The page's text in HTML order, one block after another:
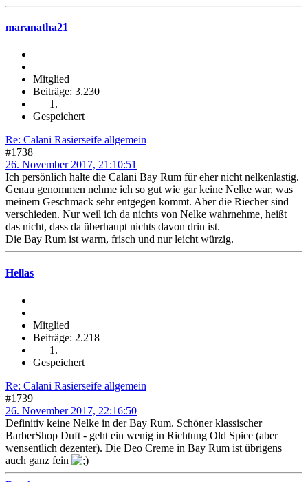
maranatha21
Mitglied
Beiträge: 3.230
Gespeichert
Re: Calani Rasierseife allgemein
#1738
26. November 2017, 21:10:51
Ich persönlich halte die Calani Bay Rum für eher nicht nelkenlastig.
Genau genommen nehme ich so gut wie gar keine Nelke war, was
meinem Geschmack sehr entgegen kommt. Aber die Riecher sind
verschieden. Nur weil ich da nichts von Nelke wahrnehme, heißt
das nicht, dass da überhaupt nichts davon drin ist.
Die Bay Rum ist warm, frisch und nur leicht würzig.
Hellas
Mitglied
Beiträge: 2.218
Gespeichert
Re: Calani Rasierseife allgemein
#1739
26. November 2017, 22:16:50
Definitiv keine Nelke in der Bay Rum. Schöner klassischer
BarberShop Duft - geht ein wenig in Richtung Old Spice (aber
wensentlich dezenter). Die Deo Creme in Bay Rum ist übrigens
auch ganz fein